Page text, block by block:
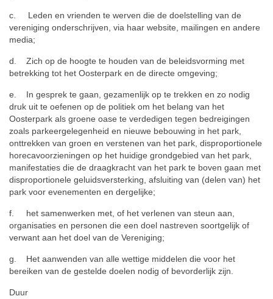
c. Leden en vrienden te werven die de doelstelling van de
vereniging onderschrijven, via haar website, mailingen en andere
media;
d. Zich op de hoogte te houden van de beleidsvorming met
betrekking tot het Oosterpark en de directe omgeving;
e. In gesprek te gaan, gezamenlijk op te trekken en zo nodig
druk uit te oefenen op de politiek om het belang van het
Oosterpark als groene oase te verdedigen tegen bedreigingen
zoals parkeergelegenheid en nieuwe bebouwing in het park,
onttrekken van groen en verstenen van het park, disproportionele
horecavoorzieningen op het huidige grondgebied van het park,
manifestaties die de draagkracht van het park te boven gaan met
disproportionele geluidsversterking, afsluiting van (delen van) het
park voor evenementen en dergelijke;
f. het samenwerken met, of het verlenen van steun aan,
organisaties en personen die een doel nastreven soortgelijk of
verwant aan het doel van de Vereniging;
g. Het aanwenden van alle wettige middelen die voor het
bereiken van de gestelde doelen nodig of bevorderlijk zijn.
Duur